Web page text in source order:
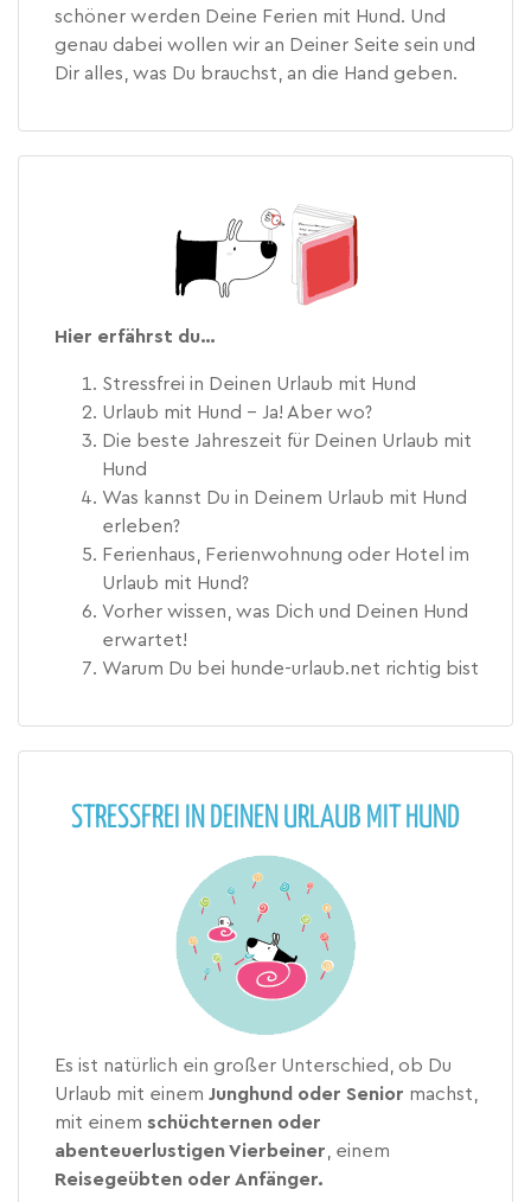
schöner werden Deine Ferien mit Hund. Und
genau dabei wollen wir an Deiner Seite sein und
Dir alles, was Du brauchst, an die Hand geben.
Hier erfährst du…
Stressfrei in Deinen Urlaub mit Hund
Urlaub mit Hund – Ja! Aber wo?
Die beste Jahreszeit für Deinen Urlaub mit
Hund
Was kannst Du in Deinem Urlaub mit Hund
erleben?
Ferienhaus, Ferienwohnung oder Hotel im
Urlaub mit Hund?
Vorher wissen, was Dich und Deinen Hund
erwartet!
Warum Du bei hunde-urlaub.net richtig bist
STRESSFREI IN DEINEN URLAUB MIT HUND
Es ist natürlich ein großer Unterschied, ob Du
Urlaub mit einem Junghund oder Senior machst,
mit einem schüchternen oder
abenteuerlustigen Vierbeiner, einem
Reisegeübten oder Anfänger.